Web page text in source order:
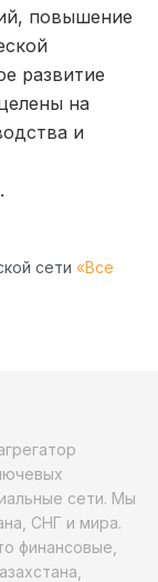
повышение
развитие
на
и
сети «Все
сети. Мы
СНГ и мира.
финансовые,